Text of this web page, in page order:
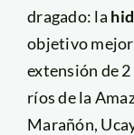
dragado: la
objetivo
extensión de
ríos de la
Marañón,